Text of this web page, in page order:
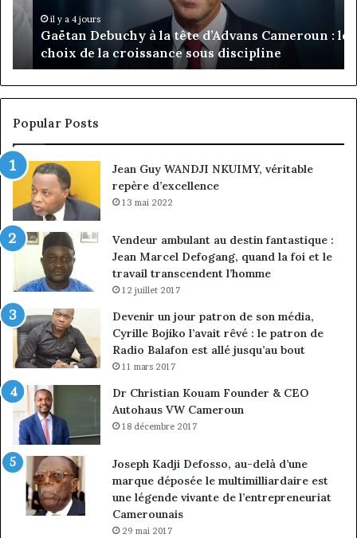
:
de
la
croissance
sous
il y a 4 jours
Gaëtan Debuchy à la tête d’Advans Cameroun : le
choix de la croissance sous discipline
de
à
la
Popular Posts
Jean Guy WANDJI NKUIMY, véritable
repère d’excellence
13 mai 2022
Vendeur ambulant au destin fantastique :
Jean Marcel Defogang, quand la foi et le
travail transcendent l’homme
12 juillet 2017
Devenir un jour patron de son média,
Cyrille Bojiko l’avait rêvé : le patron de
Radio Balafon est allé jusqu’au bout
11 mars 2017
Dr Christian Kouam Founder & CEO
Autohaus VW Cameroun
18 décembre 2017
Joseph Kadji Defosso, au-delà d’une
marque déposée le multimilliardaire est
une légende vivante de l’entrepreneuriat
Camerounais
29 mai 2017